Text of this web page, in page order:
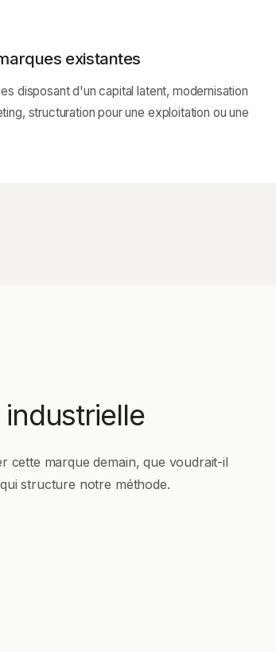
existantes
disposant d'un capital latent, modernisation
structuration pour une exploitation ou une
cette marque demain, que voudrait-il
structure notre méthode.